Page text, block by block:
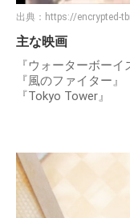
出典： https://encrypted-
主な映画
『ウォーターボーイ
『風のファイター』
『Tokyo Tower』